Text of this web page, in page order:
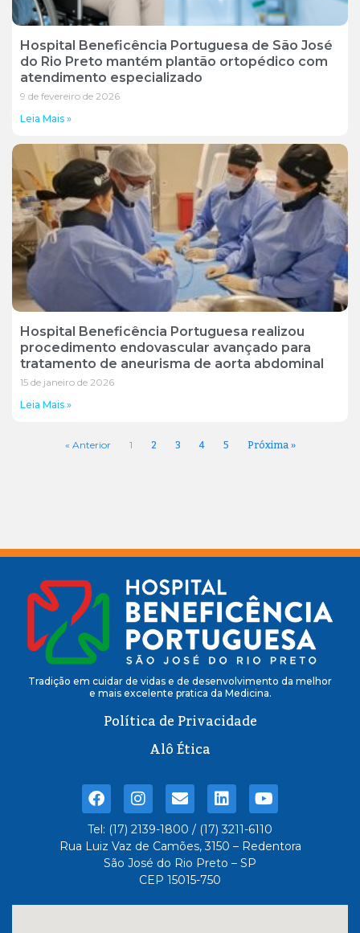
Hospital Beneficência Portuguesa de São José
do Rio Preto mantém plantão ortopédico com
atendimento especializado
9 de fevereiro de 2026
Leia Mais »
Hospital Beneficência Portuguesa realizou
procedimento endovascular avançado para
tratamento de aneurisma de aorta abdominal
15 de janeiro de 2026
Leia Mais »
« Anterior 1 2 3 4 5 Próxima »
Tradição em cuidar de vidas e de desenvolvimento da melhor
e mais excelente pratica da Medicina.
Política de Privacidade
Alô Ética
Tel: (17) 2139-1800 / (17) 3211-6110
Rua Luiz Vaz de Camões, 3150 – Redentora
São José do Rio Preto – SP
CEP 15015-750